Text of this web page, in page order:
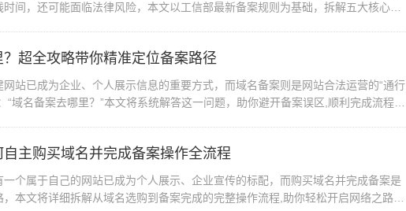
间，还可能面临法律风险，本文以工信部最新备案规则为基础，拆解五大核心模
超全攻略带你精准定位备案路径
站已成为企业、个人展示信息的重要方式，而域名备案则是网站合法运营的“通行
“域名备案去哪里？”本文将系统解答这一问题，助你避开备案误区,顺利完成流程。
主购买域名并完成备案操作全流程
个属于自己的网站已成为个人展示、企业宣传的标配，而购买域名并完成备案是
本文将详细拆解从域名选购到备案完成的完整操作流程,助你轻松开启网络之路。